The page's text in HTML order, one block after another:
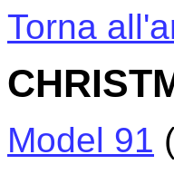
Torna
Model 91